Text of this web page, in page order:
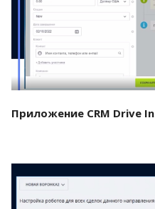
Приложение CRM Drive